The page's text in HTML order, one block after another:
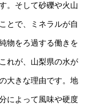
。そして砂礫や火山
とで、ミネラルが自
物をろ過する働きを
れが、山梨県の水が
大きな理由です。地
によって風味や硬度